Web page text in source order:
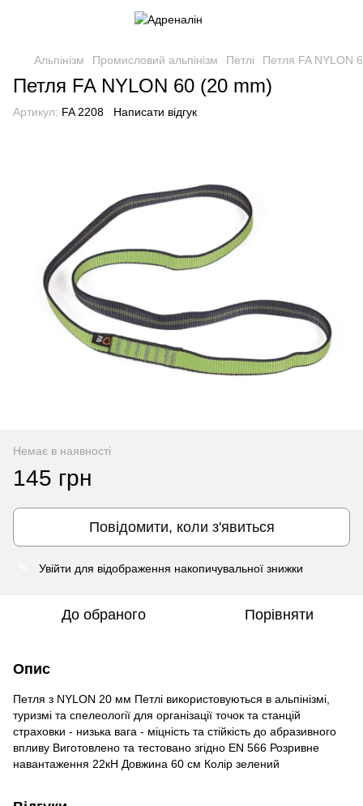
Альпінізм Промисловий альпінізм Петлі Петля FA NYLON
Петля FA NYLON 60 (20 mm)
Артикул: FA 2208 Написати відгук
Немає в наявності
145 грн
Повідомити, коли з'явиться
Увійти для відображення накопичувальної знижки
До обраного Порівняти
Опис
Петля з NYLON 20 мм Петлі використовуються в альпінізмі,
туризмі та спелеології для організації точок та станцій
страховки - низька вага - міцність та стійкість до абразивного
впливу Виготовлено та тестовано згідно EN 566 Розривне
навантаження 22кН Довжина 60 см Колір зелений